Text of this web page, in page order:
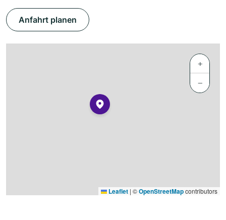
Anfahrt planen
+
−
Leaflet | ©OpenStreetMapcontributors